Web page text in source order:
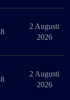
8
2 Augusti
2026
8
2 Augusti
2026